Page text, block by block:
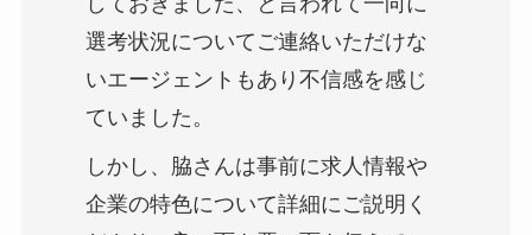
選考状況についてご連絡いただけな
いエージェントもあり不信感を感じ
ていました。
しかし、脇さんは事前に求人情報や
企業の特色について詳細にご説明く